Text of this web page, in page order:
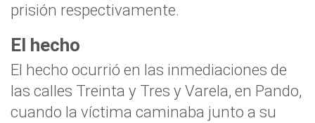
prisión respectivamente.
El hecho
El hecho ocurrió en las inmediaciones de
las calles Treinta y Tres y Varela, en Pando,
cuando la víctima caminaba junto a su